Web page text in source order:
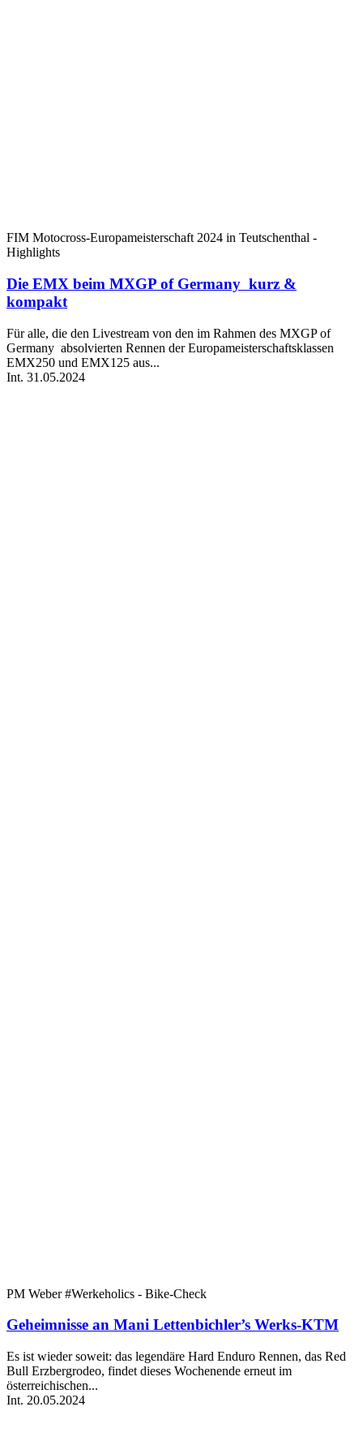
FIM Motocross-Europameisterschaft 2024 in Teutschenthal -
Highlights
Die EMX beim MXGP of Germany kurz &
kompakt
Für alle, die den Livestream von den im Rahmen des MXGP of
Germany absolvierten Rennen der Europameisterschaftsklassen
EMX250 und EMX125 aus...
Int. 31.05.2024
PM Weber #Werkeholics - Bike-Check
Geheimnisse an Mani Lettenbichler’s Werks-KTM
Es ist wieder soweit: das legendäre Hard Enduro Rennen, das Red
Bull Erzbergrodeo, findet dieses Wochenende erneut im
österreichischen...
Int. 20.05.2024